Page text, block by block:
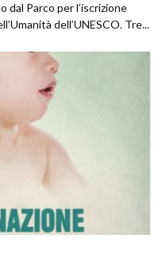
dal Parco per l’iscrizione
dell’UNESCO. Tre...